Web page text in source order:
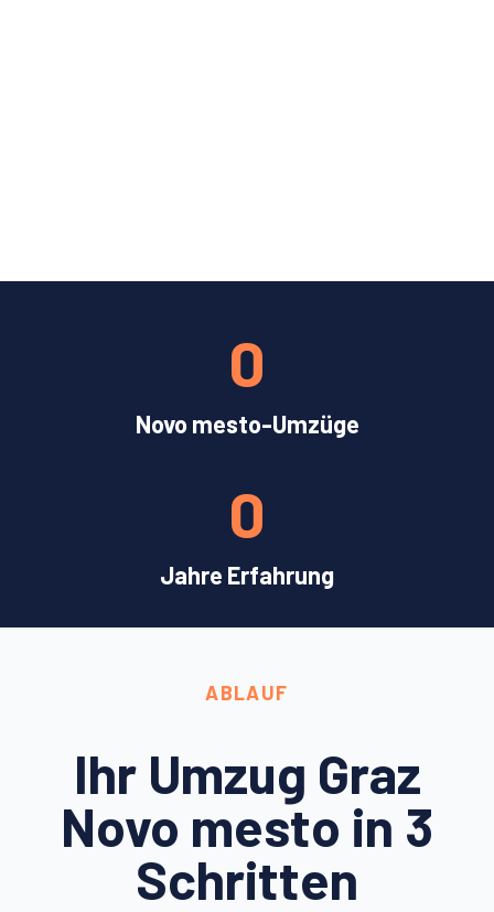
Novo mesto-Umzüge
0
Jahre Erfahrung
0
ABLAUF
Ihr Umzug Graz
Novo mesto in 3
Schritten